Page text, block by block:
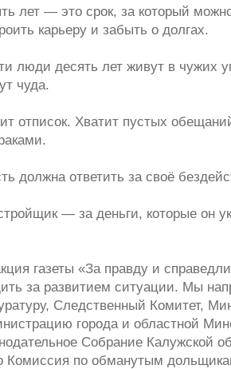
лет — это срок, за который
карьеру и забыть о долгах.
люди десять лет живут в чужих
чуда.
отписок. Хватит пустых
должна ответить за своё
— за деньги, которые он
газеты «За правду и
за развитием ситуации. Мы
Следственный Комитет,
города и областной
Собрание Калужской
Комиссия по обманутым